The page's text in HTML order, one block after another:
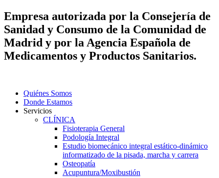
Empresa autorizada por la Consejería de
Sanidad y Consumo de la Comunidad de
Madrid y por la Agencia Española de
Medicamentos y Productos Sanitarios.
Quiénes Somos
Donde Estamos
Servicios
CLÍNICA
Fisioterapia General
Podología Integral
Estudio biomecánico integral estático-dinámico
informatizado de la pisada, marcha y carrera
Osteopatía
Acupuntura/Moxibustión